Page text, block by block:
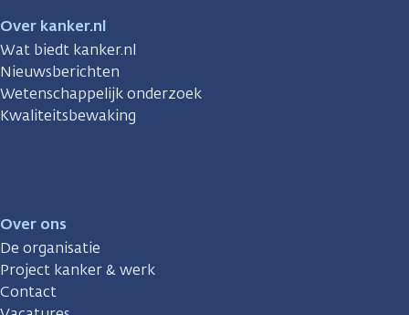
Over kanker.nl
Wat biedt kanker.nl
Nieuwsberichten
Wetenschappelijk onderzoek
Kwaliteitsbewaking
Over ons
De organisatie
Project kanker & werk
Contact